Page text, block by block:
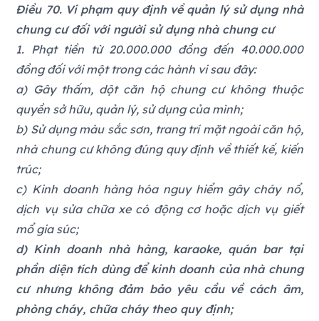
Điều 70. Vi phạm quy định về quản lý sử dụng nhà
chung cư đối với người sử dụng nhà chung cư
1. Phạt tiền từ 20.000.000 đồng đến 40.000.000
đồng đối với một trong các hành vi sau đây:
a) Gây thấm, dột căn hộ chung cư không thuộc
quyền sở hữu, quản lý, sử dụng của mình;
b) Sử dụng màu sắc sơn, trang trí mặt ngoài căn hộ,
nhà chung cư không đúng quy định về thiết kế, kiến
trúc;
c) Kinh doanh hàng hóa nguy hiểm gây cháy nổ,
dịch vụ sửa chữa xe có động cơ hoặc dịch vụ giết
mổ gia súc;
d) Kinh doanh nhà hàng, karaoke, quán bar tại
phần diện tích dùng để kinh doanh của nhà chung
cư nhưng không đảm bảo yêu cầu về cách âm,
phòng cháy, chữa cháy theo quy định;